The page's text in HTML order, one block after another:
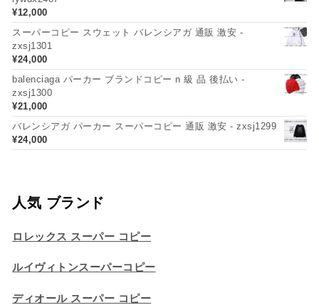
¥12,000
スーパーコピー スウェット バレンシアガ 通販 激安 -
zxsj1301
¥24,000
balenciaga パーカー ブランドコピー n 級 品 後払い -
zxsj1300
¥21,000
バレンシアガ パーカー スーパーコピー 通販 激安 - zxsj1299
¥24,000
人気 ブランド
ロレックス スーパー コピー
ルイヴィトンスーパーコピー
ディオール スーパー コピー